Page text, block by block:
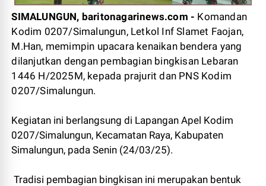
SIMALUNGUN, baritonagarinews.com - Komandan
Kodim 0207/Simalungun, Letkol Inf Slamet Faojan,
M.Han, memimpin upacara kenaikan bendera yang
dilanjutkan dengan pembagian bingkisan Lebaran
1446 H/2025M, kepada prajurit dan PNS Kodim
0207/Simalungun.
Kegiatan ini berlangsung di Lapangan Apel Kodim
0207/Simalungun, Kecamatan Raya, Kabupaten
Simalungun, pada Senin (24/03/25).
Tradisi pembagian bingkisan ini merupakan bentuk